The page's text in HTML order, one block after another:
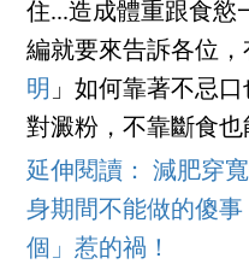
住...造成體重跟食慾
編就要來告訴各位
明 」如何靠著不忌
對澱粉，不靠斷食也
延伸閱讀： 減肥穿
身期間不能做的傻
個」惹的禍！